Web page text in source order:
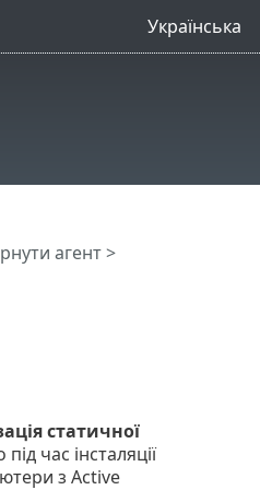
Українська
агент>
статичної
час інсталяції
з Active